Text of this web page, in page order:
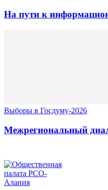
На пути к
Выборы в Госдуму-2026
Межрегиональный